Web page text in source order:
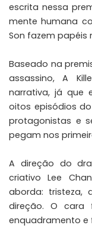
escrita nessa
mente humana
Son fazem papéis
Baseado na
assassino, A
narrativa, já que
oitos episódios
protagonistas e
pegam nos
A direção do
criativo Lee
aborda: tristeza,
direção. O cara
enquadramento e